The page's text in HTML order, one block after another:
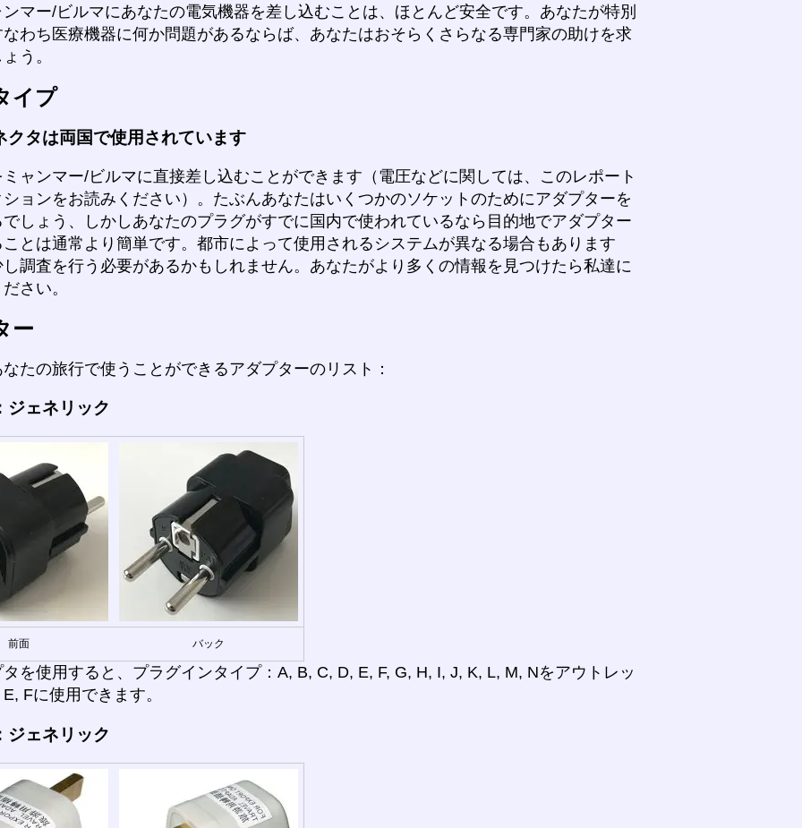
マー/ビルマにあなたの電気機器を差し込むことは、ほとんど安全です。あなたが特別
わち医療機器に何か問題があるならば、あなたはおそらくさらなる専門家の助けを求
う。
イプ
クタは両国で使用されています
ャンマー/ビルマに直接差し込むことができます（電圧などに関しては、このレポート
ョンをお読みください）。たぶんあなたはいくつかのソケットのためにアダプターを
しょう、しかしあなたのプラグがすでに国内で使われているなら目的地でアダプター
とは通常より簡単です。都市によって使用されるシステムが異なる場合もあります
調査を行う必要があるかもしれません。あなたがより多くの情報を見つけたら私達に
さい。
ー
たの旅行で使うことができるアダプターのリスト：
ジェネリック
前面 バック
を使用すると、プラグインタイプ：A, B, C, D, E, F, G, H, I, J, K, L, M, Nをアウトレッ
Fに使用できます。
ジェネリック